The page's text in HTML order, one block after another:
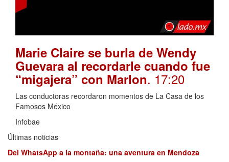
Marie Claire se burla de Wendy
Guevara al recordarle cuando fue
“migajera” con Marlon. 17:20
Las conductoras recordaron momentos de La Casa de los
Famosos México
Infobae
Últimas noticias
Del WhatsApp a la montaña: una aventura en Mendoza